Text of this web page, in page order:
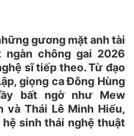
gương mặt anh tài
chông gai 2026
sĩ tiếp theo. Từ đạo
giọng ca Đông Hùng
bất ngờ như Mew
và Thái Lê Minh Hiếu,
sinh thái nghệ thuật